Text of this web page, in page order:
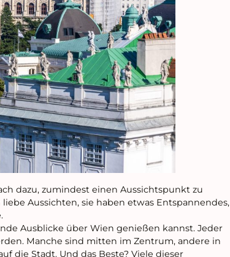
dazu, zumindest einen Aussichtspunkt zu
Aussichten, sie haben etwas Entspannendes,
Ausblicke über Wien genießen kannst. Jeder
Manche sind mitten im Zentrum, andere in
die Stadt. Und das Beste? Viele dieser